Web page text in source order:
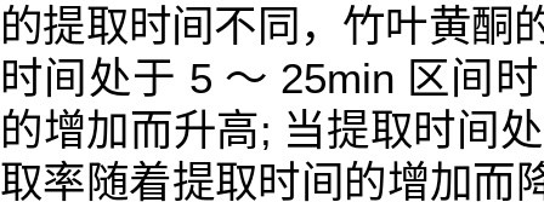
的提取时间不同，竹叶黄酮
时间处于 5 ～ 25min 区间
的增加而升高; 当提取时间
取率随着提取时间的增加而